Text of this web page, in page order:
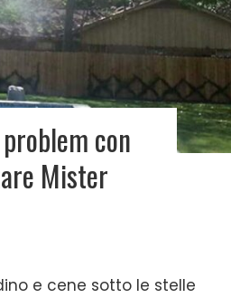
con
Mister
e cene sotto le stelle